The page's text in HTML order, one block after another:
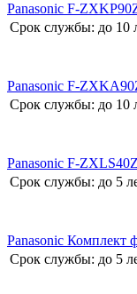
Panasonic F-
Срок службы: до 10
Panasonic F-
Срок службы: до 10
Panasonic F-
Срок службы: до 5
Panasonic Комплект
Срок службы: до 5